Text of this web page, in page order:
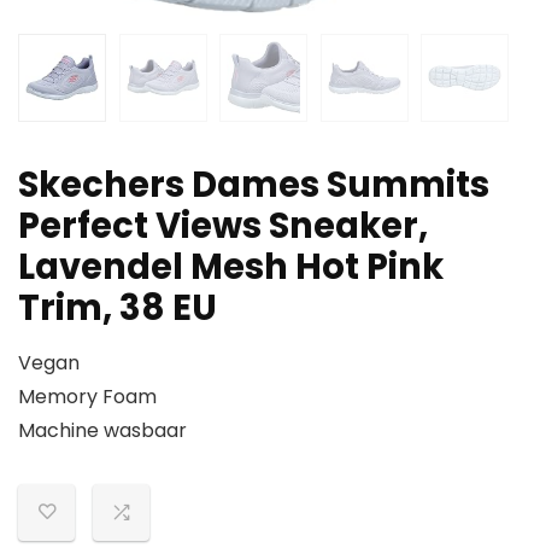
Skechers Dames Summits
Perfect Views Sneaker,
Lavendel Mesh Hot Pink
Trim, 38 EU
Vegan
Memory Foam
Machine wasbaar